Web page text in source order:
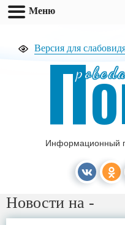
Версия для
П
Информационный
Новости на -
Меню